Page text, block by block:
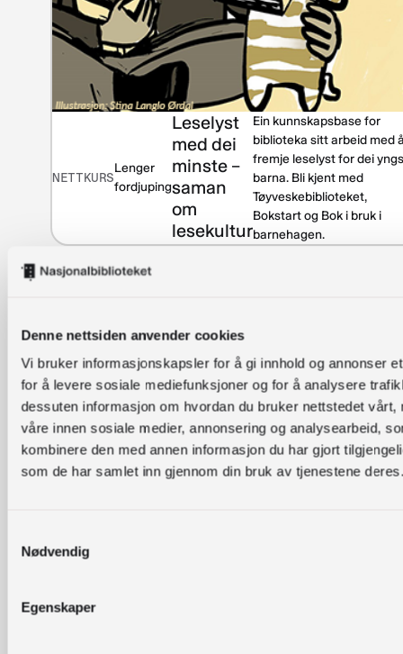
Denne nettsiden anvender cookies
Vi bruker informasjonskapsler for å gi innhold og annonser
for å levere sosiale mediefunksjoner og for å analysere
dessuten informasjon om hvordan du bruker nettstedet vårt,
våre innen sosiale medier, annonsering og analysearbeid,
kombinere den med annen informasjon du har gjort
som de har samlet inn gjennom din bruk av tjenestene
Nødvendig
Egenskaper
NETTKURS
Lenger
fordjuping
Leselyst
med dei
minste –
saman
om
lesekultur
Ein kunnskapsbase for
biblioteka sitt arbeid med
fremje leselyst for dei
barna. Bli kjent med
Tøyveskebiblioteket,
Bokstart og Bok i bruk i
barnehagen.
NETTKURS